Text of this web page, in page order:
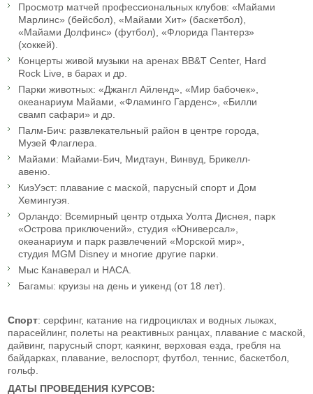
Просмотр матчей профессиональных клубов: «Майами
Марлинс» (бейсбол), «Майами Хит» (баскетбол),
«Майами Долфинс» (футбол), «Флорида Пантерз»
(хоккей).
Концерты живой музыки на аренах BB&T Center, Hard
Rock Live, в барах и др.
Парки животных: «Джангл Айленд», «Мир бабочек»,
океанариум Майами, «Фламинго Гарденс», «Билли
свамп сафари» и др.
Палм-Бич: развлекательный район в центре города,
Музей Флаглера.
Майами: Майами-Бич, Мидтаун, Винвуд, Брикелл-
авеню.
КиэУэст: плавание с маской, парусный спорт и Дом
Хемингуэя.
Орландо: Всемирный центр отдыха Уолта Диснея, парк
«Острова приключений», студия «Юниверсал»,
океанариум и парк развлечений «Морской мир»,
студия MGM Disney и многие другие парки.
Мыс Канаверал и НАСА.
Багамы: круизы на день и уикенд (от 18 лет).
Спорт: серфинг, катание на гидроциклах и водных лыжах,
парасейлинг, полеты на реактивных ранцах, плавание с маской,
дайвинг, парусный спорт, каякинг, верховая езда, гребля на
байдарках, плавание, велоспорт, футбол, теннис, баскетбол,
гольф.
ДАТЫ ПРОВЕДЕНИЯ КУРСОВ: